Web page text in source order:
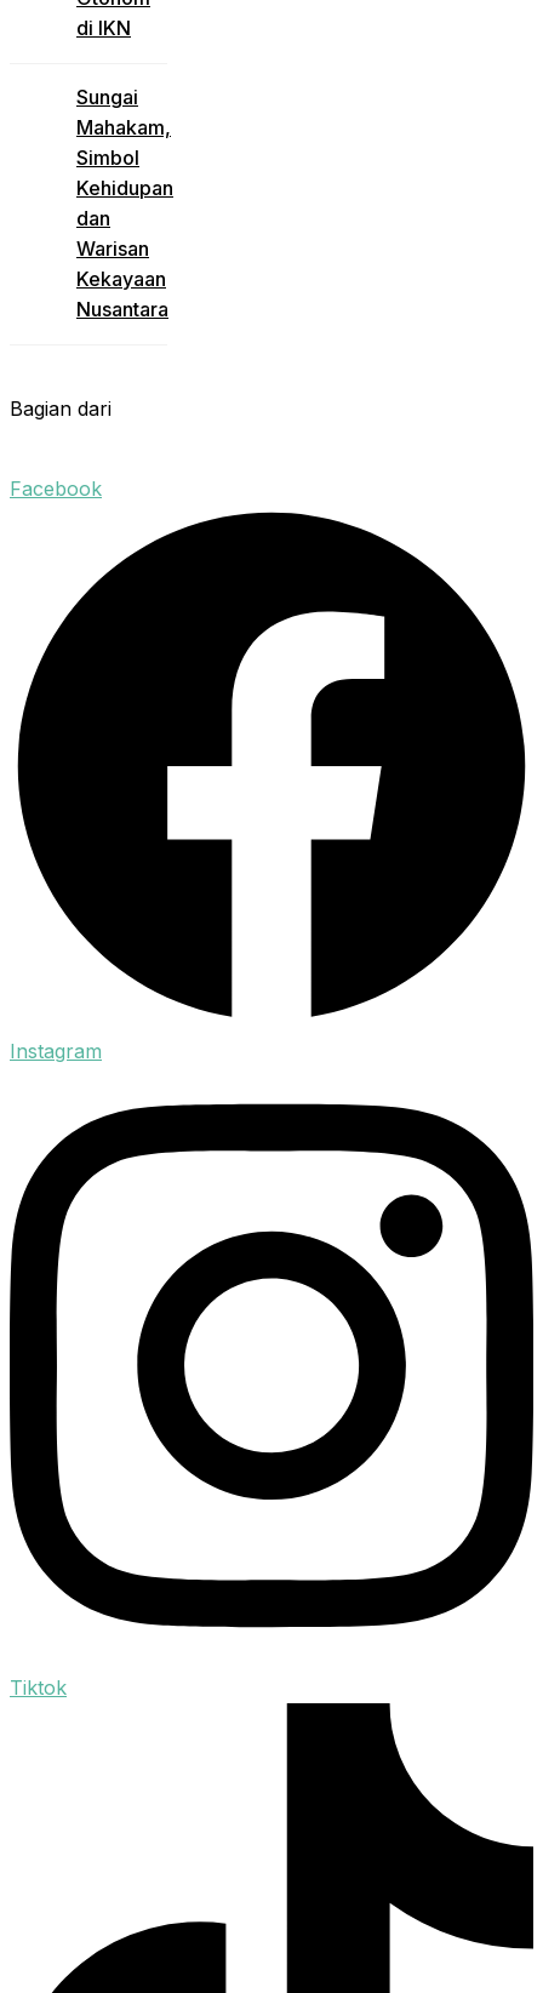
di IKN
Sungai
Mahakam,
Simbol
Kehidupan
dan
Warisan
Kekayaan
Nusantara
Bagian dari
Facebook
Instagram
Tiktok